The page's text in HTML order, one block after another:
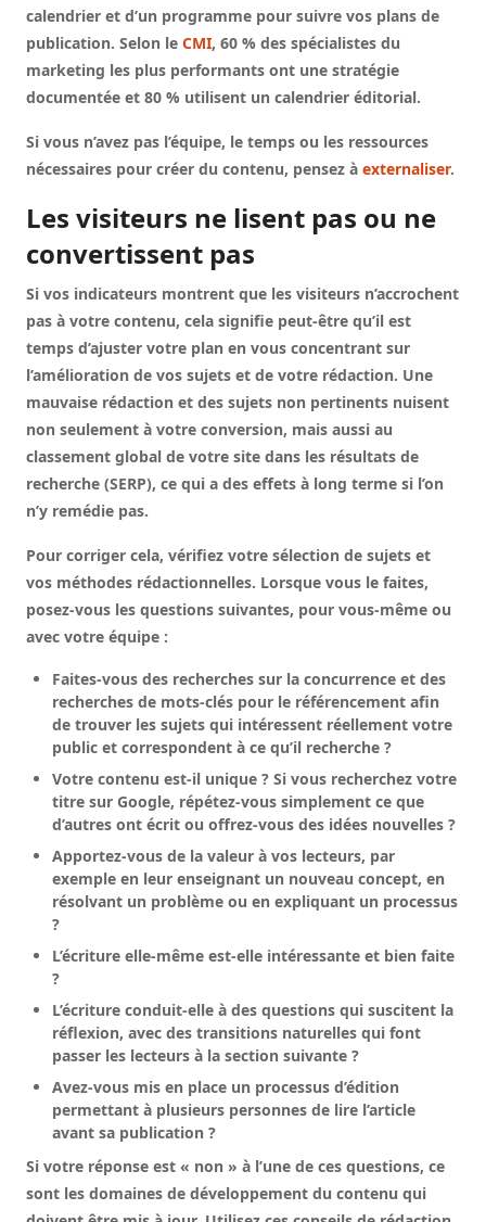
calendrier et d’un programme pour suivre vos plans de
publication. Selon le CMI, 60 % des spécialistes du
marketing les plus performants ont une stratégie
documentée et 80 % utilisent un calendrier éditorial.
Si vous n’avez pas l’équipe, le temps ou les ressources
nécessaires pour créer du contenu, pensez à externaliser.
Les visiteurs ne lisent pas ou ne
convertissent pas
Si vos indicateurs montrent que les visiteurs n’accrochent
pas à votre contenu, cela signifie peut-être qu’il est
temps d’ajuster votre plan en vous concentrant sur
l’amélioration de vos sujets et de votre rédaction. Une
mauvaise rédaction et des sujets non pertinents nuisent
non seulement à votre conversion, mais aussi au
classement global de votre site dans les résultats de
recherche (SERP), ce qui a des effets à long terme si l’on
n’y remédie pas.
Pour corriger cela, vérifiez votre sélection de sujets et
vos méthodes rédactionnelles. Lorsque vous le faites,
posez-vous les questions suivantes, pour vous-même ou
avec votre équipe :
Faites-vous des recherches sur la concurrence et des
recherches de mots-clés pour le référencement afin
de trouver les sujets qui intéressent réellement votre
public et correspondent à ce qu’il recherche ?
Votre contenu est-il unique ? Si vous recherchez votre
titre sur Google, répétez-vous simplement ce que
d’autres ont écrit ou offrez-vous des idées nouvelles ?
Apportez-vous de la valeur à vos lecteurs, par
exemple en leur enseignant un nouveau concept, en
résolvant un problème ou en expliquant un processus
?
L’écriture elle-même est-elle intéressante et bien faite
?
L’écriture conduit-elle à des questions qui suscitent la
réflexion, avec des transitions naturelles qui font
passer les lecteurs à la section suivante ?
Avez-vous mis en place un processus d’édition
permettant à plusieurs personnes de lire l’article
avant sa publication ?
Si votre réponse est « non » à l’une de ces questions, ce
sont les domaines de développement du contenu qui